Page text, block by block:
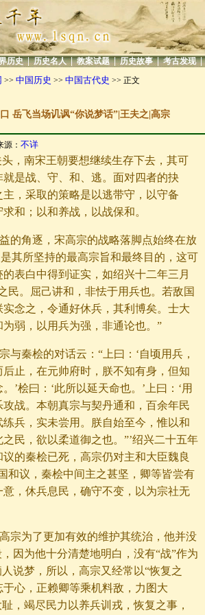
历史 | 历史名人 | 教案试题 | 历史故事 | 考古发现 |
>> 中国历史 >> 中国古代史 >> 正文
岳飞当场讥讽“你说梦话”|王夫之|高宗
源： 不详
，南宋王朝要想继续生存下去，其可
是战、守、和、逃。面对四者的抉
，采取的策略是以逃带守，以守备
和；以和养战，以战保和。
的角逐，宋高宗的战略落脚点始终在放
其所坚持的最高宗旨和最终目的，这可
表白中得到证实，如绍兴十二年三月
民。屈己讲和，非怯于用兵也。若敌国
念之，令通好休兵，其利博矣。士大
弱，以用兵为强，非通论也。”
与秦桧的对话云：“上曰：‘自顷用兵，
止，在元帅府时，朕不知有身，但知
’桧曰：‘此所以延天命也。’上曰：‘用
战。本朝真宗与契丹通和，百余年民
兵，实未尝用。朕自始至今，惟以和
民，欲以柔道御之也。”’绍兴二十五年
的秦桧已死，高宗仍对主和大臣魏良
和议，秦桧中间主之甚坚，卿等皆尝有
，休兵息民，确守不变，以为宗社无
宗为了更加有效的维护其统治，他并没
因为他十分清楚地明白，没有“战”作为
说梦，所以，高宗又经常以“恢复之
心，正赖卿等乘机料敌，力图大
，竭尽民力以养兵训戎，恢复之事，